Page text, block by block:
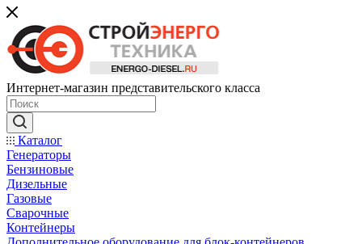
Интернет-магазин представительского класса
Каталог
Генераторы
Бензиновые
Дизельные
Газовые
Сварочные
Контейнеры